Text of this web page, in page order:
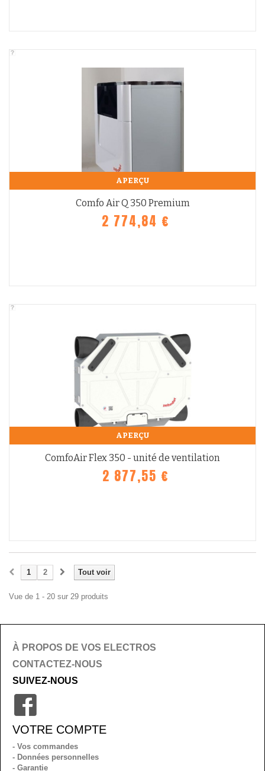
APERÇU
Comfo Air Q 350 Premium
2 774,84 €
APERÇU
ComfoAir Flex 350 - unité de ventilation
2 877,55 €
Tout voir
1 2
Vue de 1 - 20 sur 29 produits
À PROPOS DE VOS ELECTROS
CONTACTEZ-NOUS
SUIVEZ-NOUS
VOTRE COMPTE
- Vos commandes
- Données personnelles
- Garantie